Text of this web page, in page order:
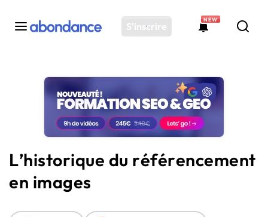
S'inscrire
NEW
Toutes les actus
Actus SEO
Plateforme
Solutions
Ressources
Audit SEO
L’historique du référencement
en images